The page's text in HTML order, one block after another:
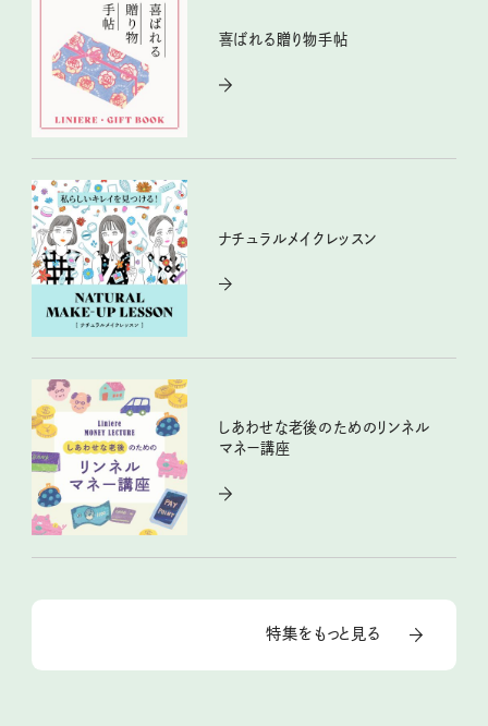
喜ばれる贈り物手帖
ナチュラルメイクレッスン
しあわせな老後のためのリンネル
マネー講座
特集をもっと見る